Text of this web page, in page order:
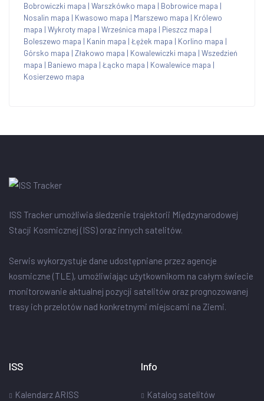
Bobrowiczki mapa | Warszkówko mapa | Bobrowice mapa |
Nosalin mapa | Kwasowo mapa | Marszewo mapa | Królewo
mapa | Wykroty mapa | Wrześnica mapa | Pieszcz mapa |
Boleszewo mapa | Kanin mapa | Łężek mapa | Korlino mapa |
Górsko mapa | Złakowo mapa | Kowalewiczki mapa | Wszedzień
mapa | Baniewo mapa | Łącko mapa | Kowalewice mapa |
Kosierzewo mapa
ISS Tracker umożliwia śledzenie trajektorii Międzynarodowej
Stacji Kosmicznej (ISS) oraz innych satelitów.
Serwis wykorzystuje dane udostępniane przez agencje
kosmiczne (TLE), umożliwiając użytkownikom na całym świecie
monitorowanie aktualnej pozycji satelitów oraz prognozowanej
trasy ich przelotów nad konkretnymi miejscami na Ziemi.
ISS
Kalendarz ARISS
Info
Katalog satelitów